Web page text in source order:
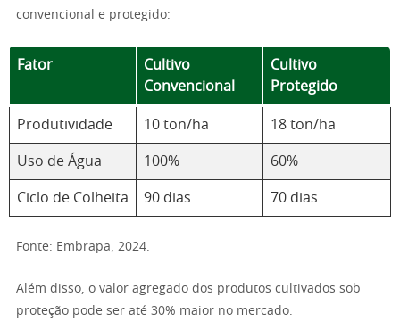
convencional e protegido:
Fator
Cultivo
Convencional
Cultivo
Protegido
Produtividade 10 ton/ha 18 ton/ha
Uso de Água 100% 60%
Ciclo de Colheita 90 dias 70 dias
Fonte: Embrapa, 2024.
Além disso, o valor agregado dos produtos cultivados sob
proteção pode ser até 30% maior no mercado.